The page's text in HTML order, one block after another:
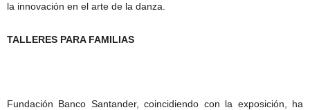
la innovación en el arte de la danza.
TALLERES PARA FAMILIAS
Fundación Banco Santander, coincidiendo con la exposición, ha